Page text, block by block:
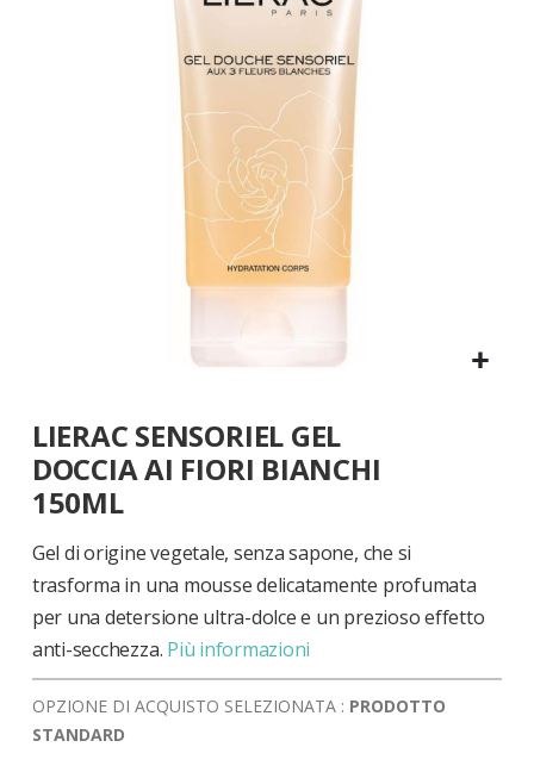
all'inizio
della
galleria
di
LIERAC SENSORIEL GEL
DOCCIA AI FIORI BIANCHI
150ML
Gel di origine vegetale, senza sapone, che si
trasforma in una mousse delicatamente profumata
per una detersione ultra-dolce e un prezioso effetto
anti-secchezza. Più informazioni
OPZIONE DI ACQUISTO SELEZIONATA : PRODOTTO
STANDARD